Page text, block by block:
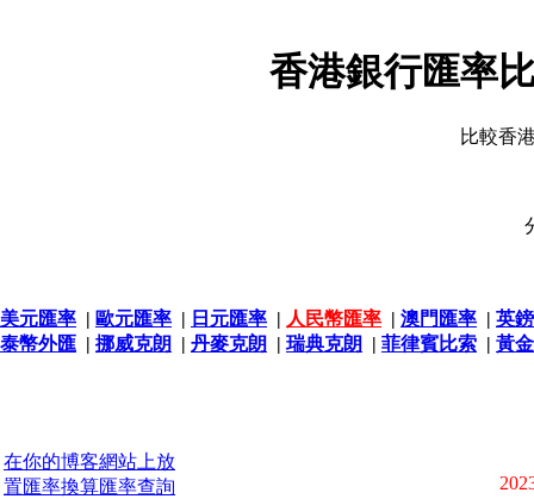
香港銀行匯率
比較香
美元匯率 | 歐元匯率 | 日元匯率 | 人民幣匯率 | 澳門匯率 | 英
泰幣外匯 | 挪威克朗 | 丹麥克朗 | 瑞典克朗 | 菲律賓比索 | 黃
在你的博客網站上放
置匯率換算匯率查詢